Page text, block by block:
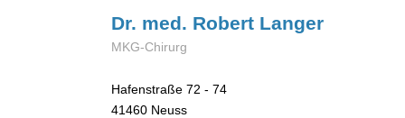
Dr. med. Robert Langer
MKG-Chirurg
Hafenstraße 72 - 74
41460 Neuss